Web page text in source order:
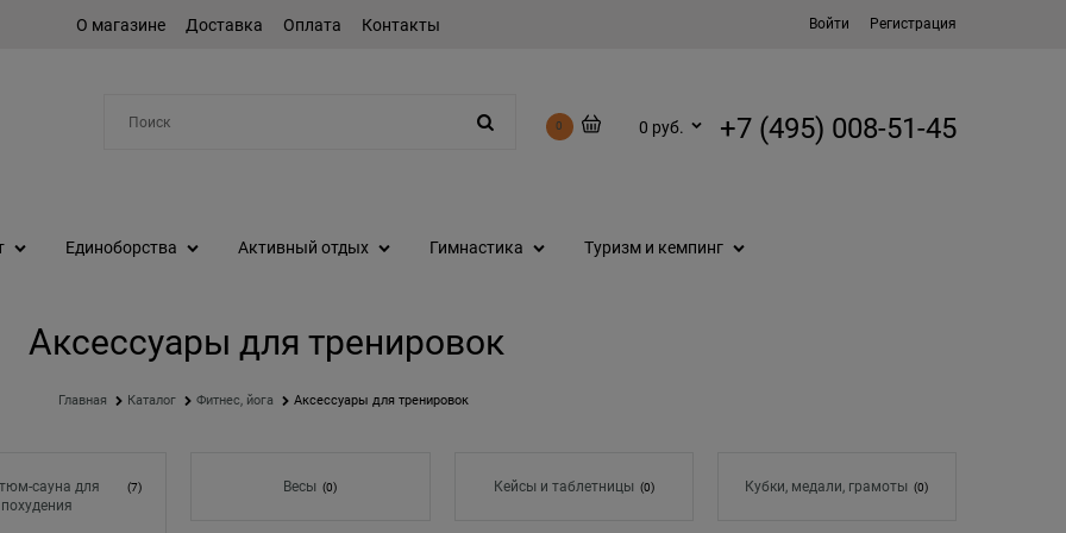
О магазине Доставка Оплата Контакты Войти Регистрация
0 0 руб. +7 (495) 008-51-45
Единоборства Активный отдых Гимнастика Туризм и кемпинг
Аксессуары для тренировок
Главная Каталог Фитнес, йога Аксессуары для тренировок
сауна для
похудения
(7) Весы (0) Кейсы и таблетницы (0) Кубки, медали, грамоты (0)